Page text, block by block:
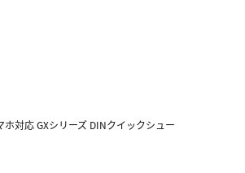
対応 GXシリーズ DINクイックシュー